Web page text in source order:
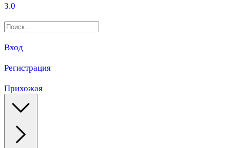
3.0
Вход
Регистрация
Прихожая